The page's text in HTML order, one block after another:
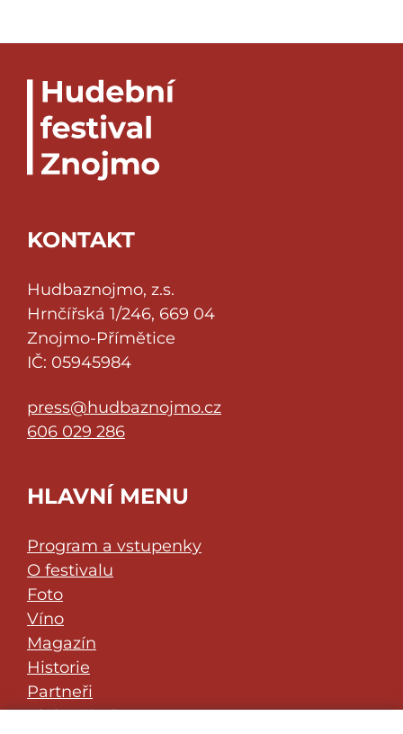
KONTAKT
Hudbaznojmo, z.s.
Hrnčířská 1/246, 669 04
Znojmo-Přímětice
IČ: 05945984
press@hudbaznojmo.cz
606 029 286
HLAVNÍ MENU
Program a vstupenky
O festivalu
Foto
Víno
Magazín
Historie
Partneři
Klub přátel